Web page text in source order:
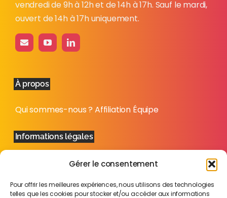
Gérer le consentement
Pour offrir les meilleures expériences, nous utilisons des technologies
telles que les cookies pour stocker et/ou accéder aux informations
vendredi de 9h à 12h et de 14h à 17h. Sauf le mardi,
ouvert de 14h à 17h uniquement.
À propos
Qui sommes-nous ? Affiliation Équipe
Informations légales
Mentions légales Politique de confidentialité